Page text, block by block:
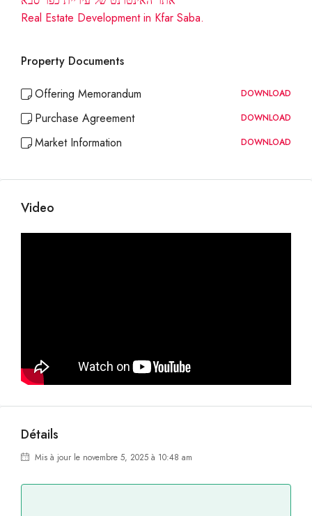
Real Estate Development in Kfar Saba.
Property Documents
Offering Memorandum DOWNLOAD
Purchase Agreement DOWNLOAD
Market Information DOWNLOAD
Video
Détails
Mis à jour le novembre 5, 2025 à 10:48 am